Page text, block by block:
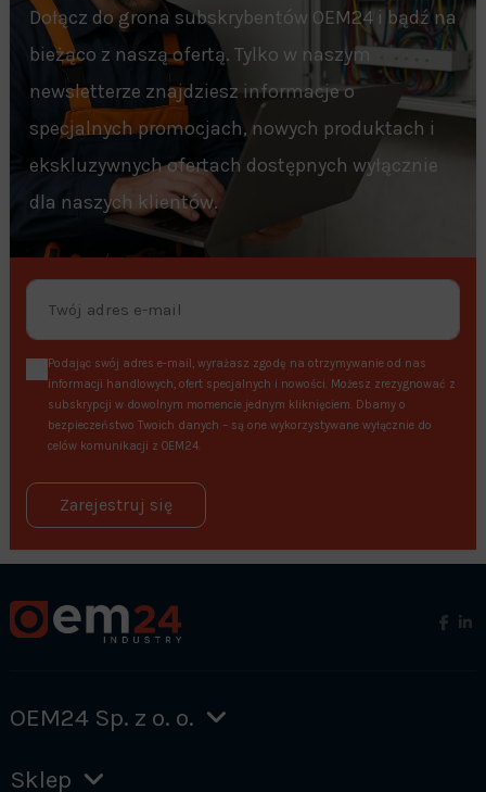
Dołącz do grona subskrybentów OEM24 i bądź na
bieżąco z naszą ofertą. Tylko w naszym
newsletterze znajdziesz informacje o
specjalnych promocjach, nowych produktach i
ekskluzywnych ofertach dostępnych wyłącznie
dla naszych klientów.
Podając swój adres e-mail, wyrażasz zgodę na otrzymywanie od nas
informacji handlowych, ofert specjalnych i nowości. Możesz zrezygnować z
subskrypcji w dowolnym momencie jednym kliknięciem. Dbamy o
bezpieczeństwo Twoich danych – są one wykorzystywane wyłącznie do
celów komunikacji z OEM24.
Zarejestruj się
OEM24 Sp. z o. o.
Sklep